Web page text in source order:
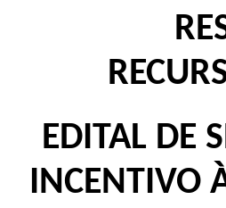
EDITAL DE
INCENTIVO